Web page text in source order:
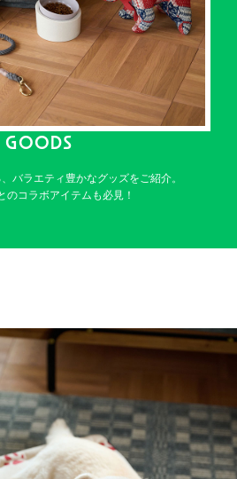
GOODS
バラエティ豊かなグッズをご紹介。
のコラボアイテムも必見！